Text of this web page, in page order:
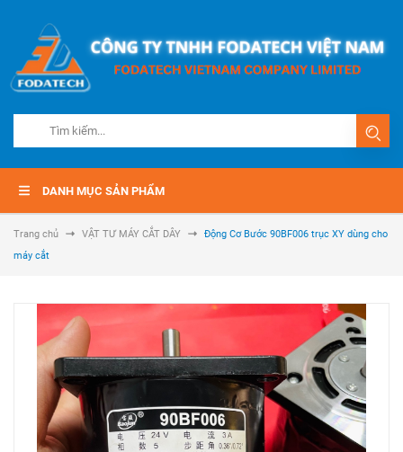
DANH MỤC SẢN PHẨM
Trang chủ VẬT TƯ MÁY CẮT DÂY
Động Cơ Bước 90BF006 trục XY dùng cho
máy cắt